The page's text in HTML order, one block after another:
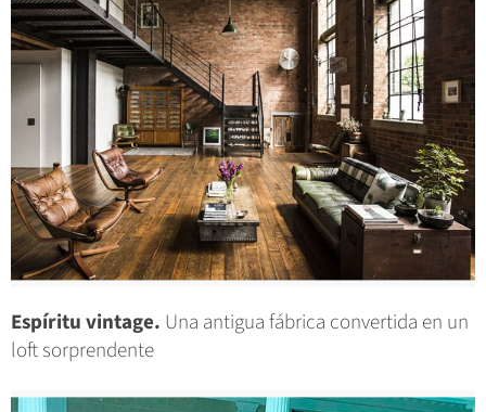
Espíritu vintage. Una antigua fábrica convertida en un
loft sorprendente